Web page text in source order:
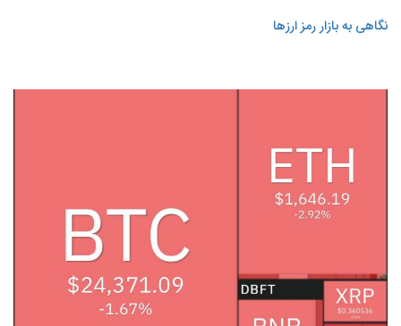
نگاهی به بازار رمز ارزها